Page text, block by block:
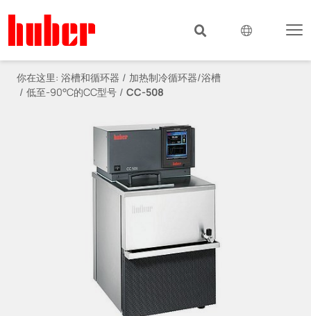
你在这里: 浴槽和循环器
加热制冷循环器/浴槽
低至-90°C的CC型号
CC-508